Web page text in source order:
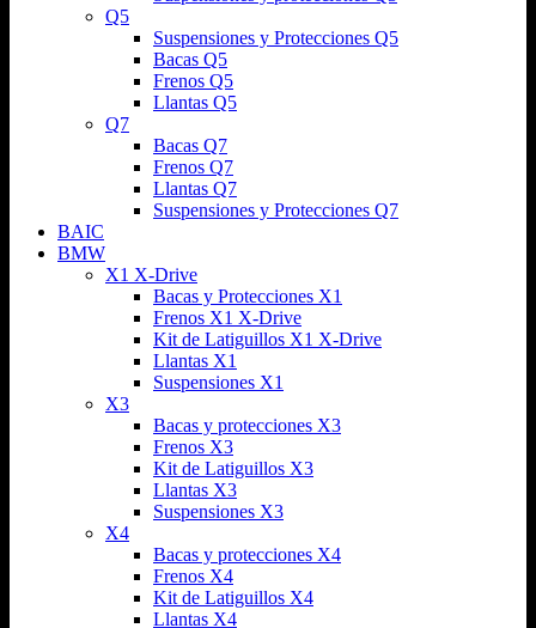
Q5
Suspensiones y Protecciones Q5
Bacas Q5
Frenos Q5
Llantas Q5
Q7
Bacas Q7
Frenos Q7
Llantas Q7
Suspensiones y Protecciones Q7
BAIC
BMW
X1 X-Drive
Bacas y Protecciones X1
Frenos X1 X-Drive
Kit de Latiguillos X1 X-Drive
Llantas X1
Suspensiones X1
X3
Bacas y protecciones X3
Frenos X3
Kit de Latiguillos X3
Llantas X3
Suspensiones X3
X4
Bacas y protecciones X4
Frenos X4
Kit de Latiguillos X4
Llantas X4